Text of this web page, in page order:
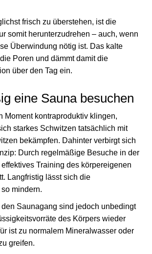
frisch zu überstehen, ist die
somit herunterzudrehen – auch, wenn
Überwindung nötig ist. Das kalte
Poren und dämmt damit die
über den Tag ein.
eine Sauna besuchen
Moment kontraproduktiv klingen,
starkes Schwitzen tatsächlich mit
bekämpfen. Dahinter verbirgt sich
Durch regelmäßige Besuche in der
Training des körpereigenen
Langfristig lässt sich die
mindern.
den Saunagang sind jedoch unbedingt
des Körpers wieder
ist zu normalem Mineralwasser oder
greifen.